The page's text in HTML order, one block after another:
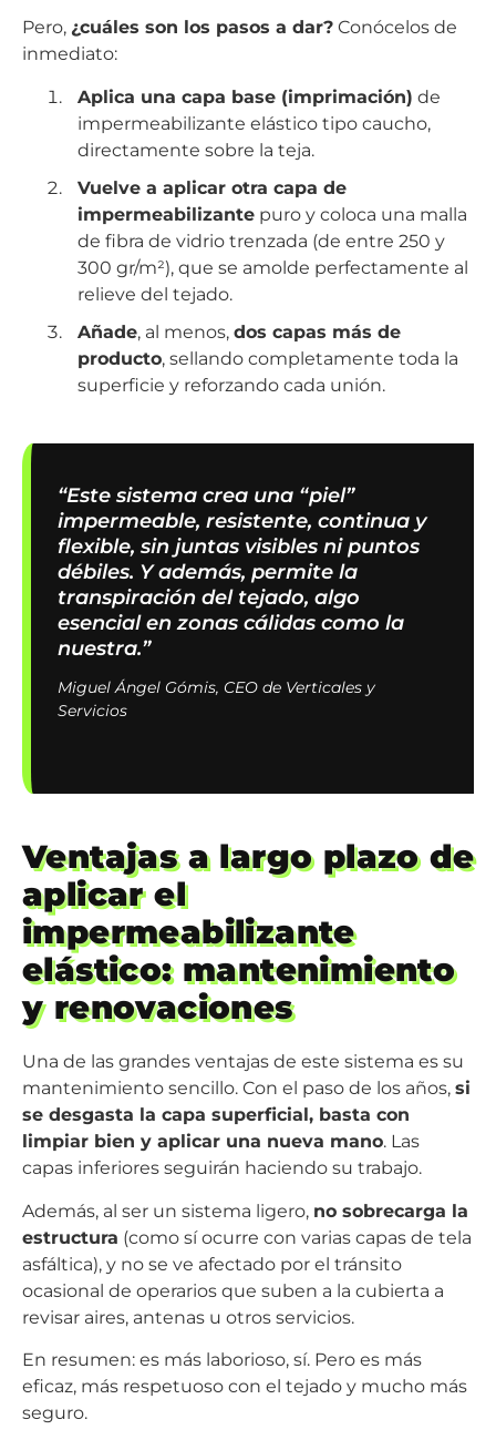
Pero, ¿cuáles son los pasos a dar? Conócelos de
inmediato:
Aplica una capa base (imprimación) de
impermeabilizante elástico tipo caucho,
directamente sobre la teja.
Vuelve a aplicar otra capa de
impermeabilizantepuro y coloca una malla
de fibra de vidrio trenzada (de entre 250 y
300 gr/m²), que se amolde perfectamente al
relieve del tejado.
Añade, al menos, dos capas más de
producto, sellando completamente toda la
superficie y reforzando cada unión.
“Este sistema crea una “piel”
impermeable, resistente, continua y
flexible, sin juntas visibles ni puntos
débiles. Y además, permite la
transpiración del tejado, algo
esencial en zonas cálidas como la
nuestra.”
Miguel Ángel Gómis, CEO de Verticales y
Servicios
Ventajas a largo plazo de
aplicar el
impermeabilizante
elástico: mantenimiento
y renovaciones
Una de las grandes ventajas de este sistema es su
mantenimiento sencillo. Con el paso de los años, si
se desgasta la capa superficial, basta con
limpiar bien y aplicar una nueva mano. Las
capas inferiores seguirán haciendo su trabajo.
Además, al ser un sistema ligero, no sobrecarga la
estructura (como sí ocurre con varias capas de tela
asfáltica), y no se ve afectado por el tránsito
ocasional de operarios que suben a la cubierta a
revisar aires, antenas u otros servicios.
En resumen: es más laborioso, sí. Pero es más
eficaz, más respetuoso con el tejado y mucho más
seguro.